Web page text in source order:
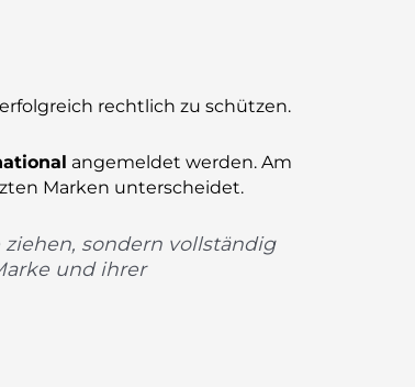
rechtlich zu schützen.
angemeldet werden. Am
Marken unterscheidet.
sondern vollständig
und ihrer